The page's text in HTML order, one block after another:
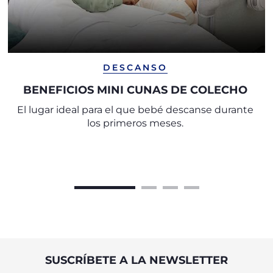
DESCANSO
BENEFICIOS MINI CUNAS DE COLECHO
El lugar ideal para el que bebé descanse durante
los primeros meses.
SUSCRÍBETE A LA NEWSLETTER